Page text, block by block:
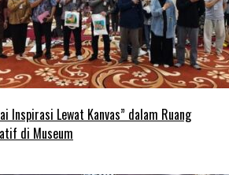
Inspirasi Lewat Kanvas” dalam Ruang
di Museum